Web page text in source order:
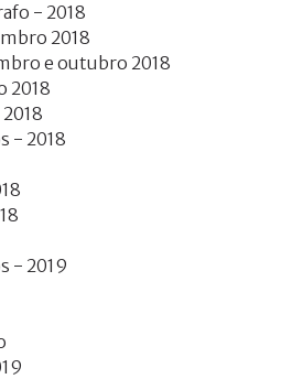
- 2018
2018
e outubro 2018
2018
- 2018
- 2019